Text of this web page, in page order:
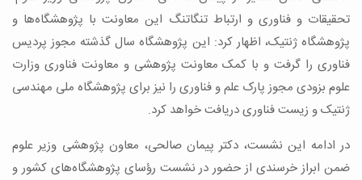
تحقیقات و فناوری و ارتباط تنگاتنگ این معاونت با پژوهشگاه‌ها و
پژوهشگاه ژنتیک، اظهار کرد: این پژوهشگاه سال گذشته مجوز پردیس
فناوری را گرفت و با کمک معاونت پژوهشی و معاونت فناوری وزارت
علوم بزودی مجوز پارک علم و فناوری را نیز برای پژوهشگاه ملی مهندسی
ژنتیک و زیست فناوری دریافت خواهد کرد.
در ادامه این نشست، دکتر پیمان صالحی، معاون پژوهشی وزیر علوم
ضمن ابراز خرسندی از حضور در نشست رؤسای پژوهشگاه‌های کشور و